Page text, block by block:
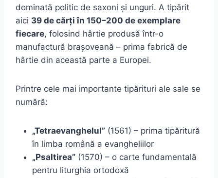
dominată politic de saxoni și unguri. A tipărit
aici 39 de cărți în 150–200 de exemplare
fiecare, folosind hârtie produsă într-o
manufactură brașoveană – prima fabrică de
hârtie din această parte a Europei.
Printre cele mai importante tipărituri ale sale se
numără:
„Tetraevanghelul” (1561) – prima tipăritură
în limba română a evangheliilor
„Psaltirea” (1570) – o carte fundamentală
pentru liturghia ortodoxă